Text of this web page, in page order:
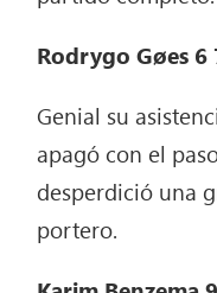
Rodrygo Gøes 6
Genial su
apagó con el
desperdició una
portero.